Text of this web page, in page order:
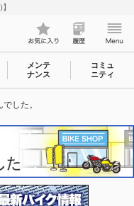
メンテ
ナンス
コミュ
ニティ
した。